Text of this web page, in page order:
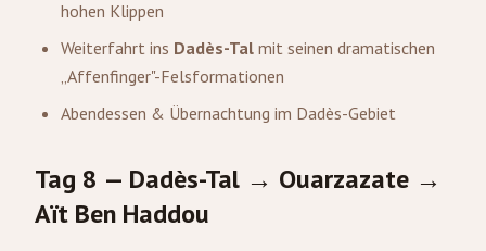
hohen Klippen
Weiterfahrt ins Dadès-Tal mit seinen dramatischen
„Affenfinger"-Felsformationen
Abendessen & Übernachtung im Dadès-Gebiet
Tag 8 — Dadès-Tal → Ouarzazate →
Aït Ben Haddou